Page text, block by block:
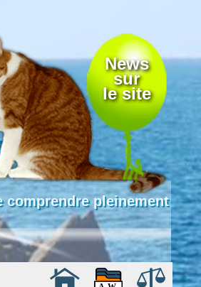
News
sur
le site
comprendre pleinement